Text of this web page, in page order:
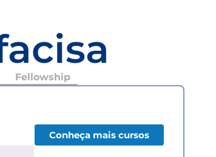
Fellowship
Conheça mais cursos